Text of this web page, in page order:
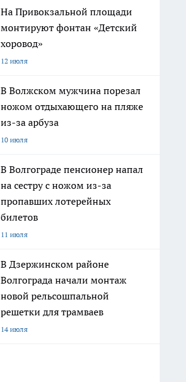
На Привокзальной площади
монтируют фонтан «Детский
хоровод»
12 июля
В Волжском мужчина порезал
ножом отдыхающего на пляже
из-за арбуза
10 июля
В Волгограде пенсионер напал
на сестру с ножом из-за
пропавших лотерейных
билетов
11 июля
В Дзержинском районе
Волгограда начали монтаж
новой рельсошпальной
решетки для трамваев
14 июля